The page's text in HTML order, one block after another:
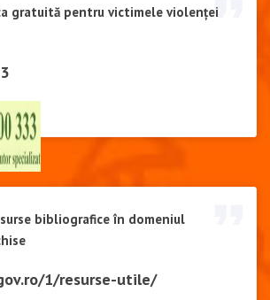
gratuită pentru victimele violenței
bibliografice în domeniul
1/resurse-utile/